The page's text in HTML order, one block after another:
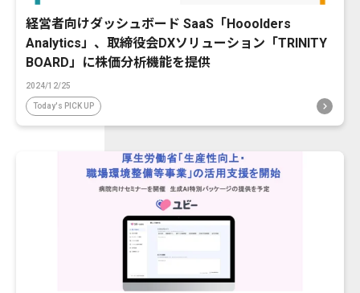
経営者向けダッシュボード SaaS「Hooolders
Analytics」、取締役会DXソリューション「TRINITY
BOARD」に株価分析機能を提供
2024/12/25
Today's PICK UP